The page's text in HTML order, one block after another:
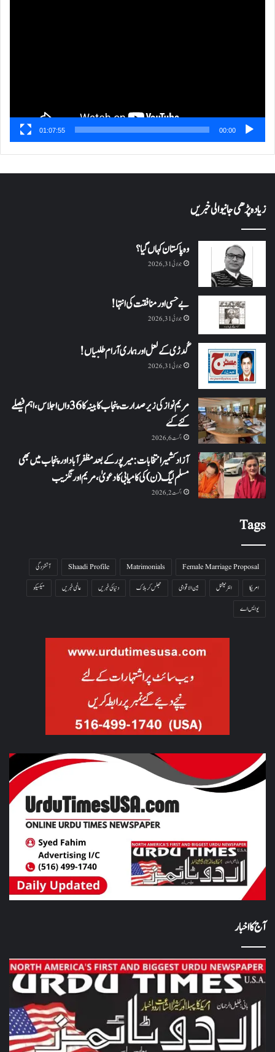
00:00
01:07:55
زیادہ پڑھی جانیوالی خبریں
وہ پاکستان کہاں گیا؟
جولائی 31, 2026
بے حسی اور منافقت کی انتہا !
جولائی 31, 2026
گُدڑی کے لعل اور ہماری آرام طلبیاں!
جولائی 31, 2026
مریم نواز کی زیر صدارت پنجاب کابینہ کا 36واں اجلاس،اہم فیصلے
کئے گئے
اگست 6, 2026
آزاد کشمیر انتخابات: میرپور کے بعد مظفرآباد اور پنجاب میں بھی
مسلم لیگ (ن) کی کامیابی کا دعویٰ، مریم اورنگزیب
اگست 2, 2026
Tags
Female Marriage Proposal
Matrimonials
Shaadi Profile
آتشزدگی
امریکا
انٹرنیشنل بین الاقوامی جھلس کر ہلاک دنیا کی خبریں عالمی خبریں
میکسیکو
یو ایس اے
آج کا اخبار